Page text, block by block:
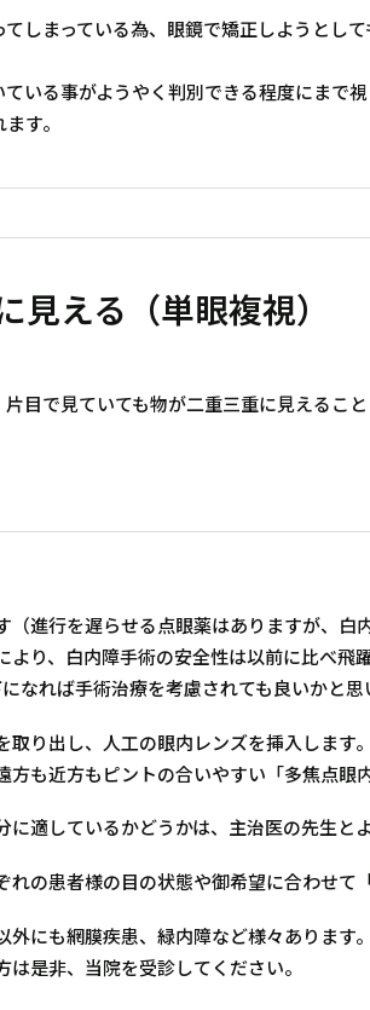
しまっている為、眼鏡で矯正しようとして
いる事がようやく判別できる程度にまで視
す。
見える（単眼複視）
目で見ていても物が二重三重に見えること
（進行を遅らせる点眼薬はありますが、
り、白内障手術の安全性は以前に比べ飛
なれば手術治療を考慮されても良いかと思
取り出し、人工の眼内レンズを挿入しま
も近方もピントの合いやすい「多焦点眼
適しているかどうかは、主治医の先生と
の患者様の目の状態や御希望に合わせて
にも網膜疾患、緑内障など様々あります。
は是非、当院を受診してください。